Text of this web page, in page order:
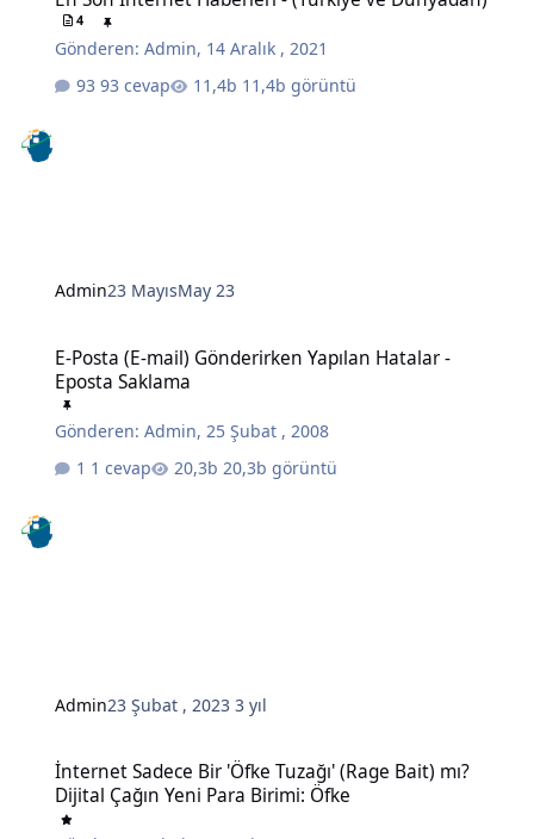
4
Gönderen:Admin, 14 Aralık , 2021
93 cevap
11,4b görüntü
Admin23 MayısMay 23
E-Posta (E-mail) Gönderirken Yapılan Hatalar -
Eposta Saklama
Gönderen:Admin, 25 Şubat , 2008
1 cevap
20,3b görüntü
Admin23 Şubat , 20233 yıl
İnternet Sadece Bir 'Öfke Tuzağı' (Rage Bait) mı?
Dijital Çağın Yeni Para Birimi: Öfke